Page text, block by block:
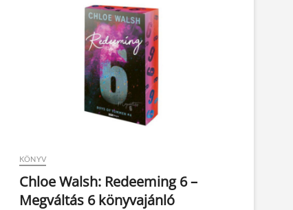
KÖNYV
Chloe Walsh: Redeeming 6 –
Megváltás 6 könyvajánló